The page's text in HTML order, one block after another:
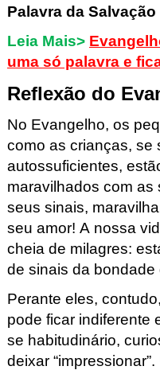
Palavra da Salvação
Leia Mais>
uma só palavra e
Reflexão do
No Evangelho, os
como as crianças, se
autossuficientes,
maravilhados com as
seus sinais,
seu amor! A nossa
cheia de milagres:
de sinais da bondade
Perante eles,
pode ficar indiferente
se habitudinário,
deixar “impressionar”.